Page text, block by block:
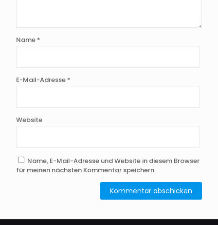
Name *
E-Mail-Adresse *
Website
Name, E-Mail-Adresse und Website in diesem Browser
für meinen nächsten Kommentar speichern.